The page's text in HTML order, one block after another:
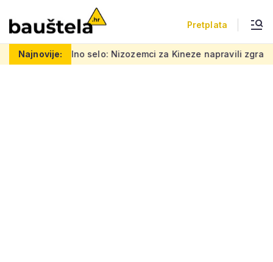
Pretplata
Najnovije:
vertikalno selo: Nizozemci za Kineze napravili zgradu koja